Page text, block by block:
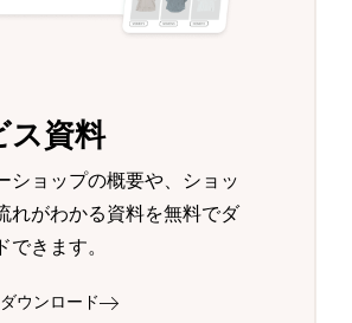
ス資料
ショップの概要や、ショッ
れがわかる資料を無料でダ
できます。
ウンロード